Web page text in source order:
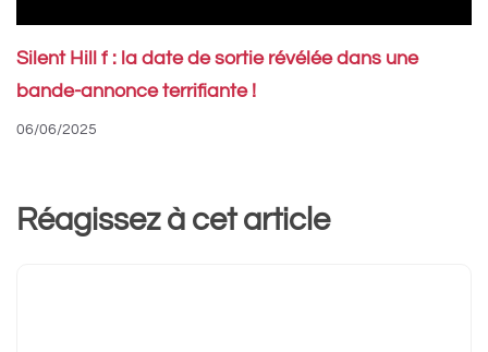
Silent Hill f : la date de sortie révélée dans une
bande-annonce terrifiante !
06/06/2025
Réagissez à cet article